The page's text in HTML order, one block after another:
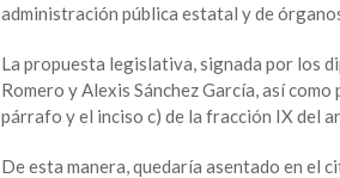
administración pública estatal y de
La propuesta legislativa, signada por los
Romero y Alexis Sánchez García, así
párrafo y el inciso c) de la fracción IX del
De esta manera, quedaría asentado en el